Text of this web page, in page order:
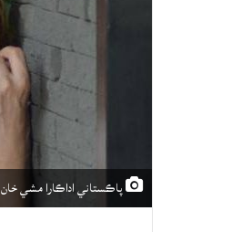
پاڪستاني اداڪارا مشي خان